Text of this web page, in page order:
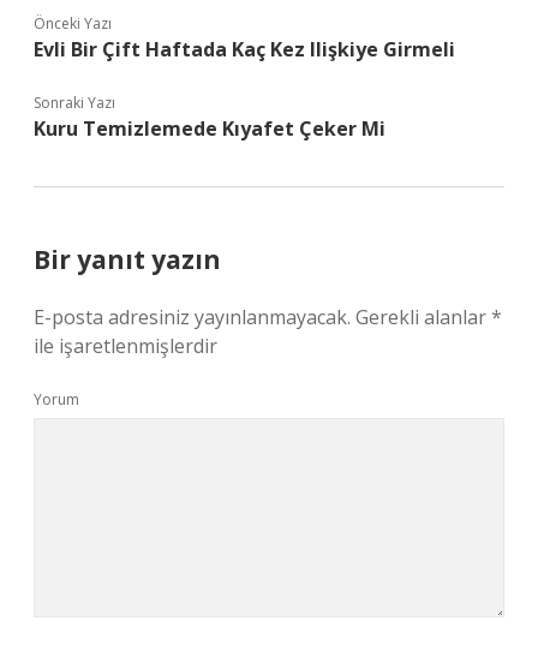
Önceki Yazı
Evli Bir Çift Haftada Kaç Kez Ilişkiye Girmeli
Sonraki Yazı
Kuru Temizlemede Kıyafet Çeker Mi
Bir yanıt yazın
E-posta adresiniz yayınlanmayacak. Gerekli alanlar*
ile işaretlenmişlerdir
Yorum